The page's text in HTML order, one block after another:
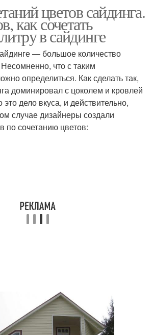
Сайдинг под дерево
цветов сайдинга.
как сочетать
в сайдинге
— большое количество
что с таким
определиться. Как сделать так,
доминировал с цоколем и кровлей
это дело вкуса, и действительно,
случае дизайнеры создали
по сочетанию цветов: